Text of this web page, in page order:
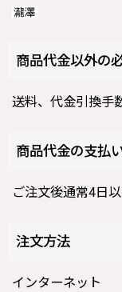
商品代金以外の
送料、代金引換手
商品代金の支払
ご注文後通常4日
注文方法
インターネット